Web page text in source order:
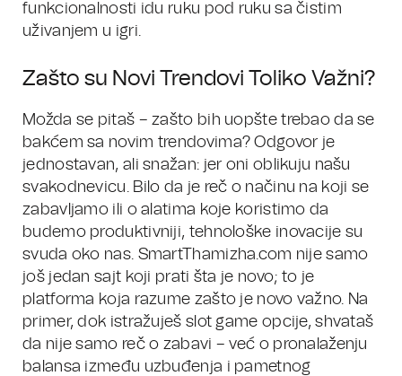
funkcionalnosti idu ruku pod ruku sa čistim
uživanjem u igri.
Zašto su Novi Trendovi Toliko Važni?
Možda se pitaš – zašto bih uopšte trebao da se
bakćem sa novim trendovima? Odgovor je
jednostavan, ali snažan: jer oni oblikuju našu
svakodnevicu. Bilo da je reč o načinu na koji se
zabavljamo ili o alatima koje koristimo da
budemo produktivniji, tehnološke inovacije su
svuda oko nas. SmartThamizha.com nije samo
još jedan sajt koji prati šta je novo; to je
platforma koja razume zašto je novo važno. Na
primer, dok istražuješ slot game opcije, shvataš
da nije samo reč o zabavi – već o pronalaženju
balansa između uzbuđenja i pametnog